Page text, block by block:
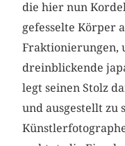
die hier nun
gefesselte Körper
Fraktionierungen,
dreinblickende
legt seinen Stolz
und ausgestellt zu